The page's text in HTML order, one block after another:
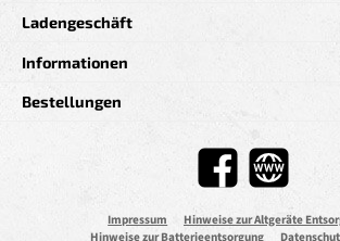
Ladengeschäft
Informationen
Bestellungen
Facebook Website
Impressum
Hinweise zur Altgeräte
Hinweise zur Batterieentsorgung